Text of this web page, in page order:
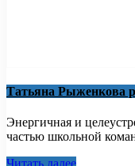
Татьяна Рыженкова
Энергичная и
частью школьной